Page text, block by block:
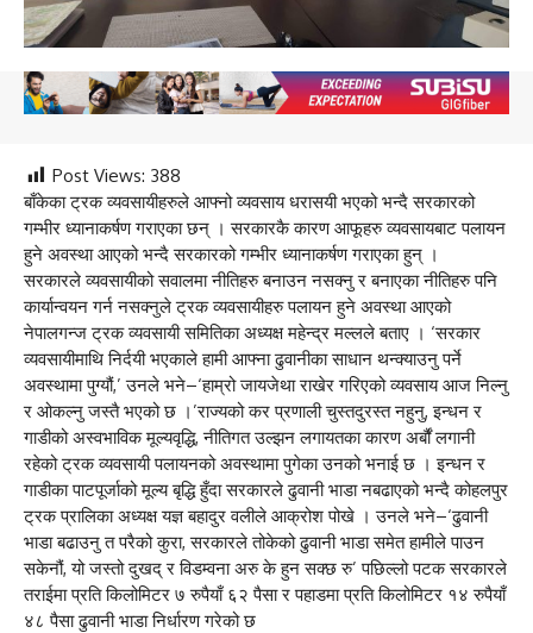
Post Views: 388
बाँकेका ट्रक व्यवसायीहरुले आफ्नो व्यवसाय धरासयी भएको भन्दै सरकारको
गम्भीर ध्यानाकर्षण गराएका छन् । सरकारकै कारण आफूहरु व्यवसायबाट पलायन
हुने अवस्था आएको भन्दै सरकारको गम्भीर ध्यानाकर्षण गराएका हुन् ।
सरकारले व्यवसायीको सवालमा नीतिहरु बनाउन नसक्नु र बनाएका नीतिहरु पनि
कार्यान्वयन गर्न नसक्नुले ट्रक व्यवसायीहरु पलायन हुने अवस्था आएको
नेपालगन्ज ट्रक व्यवसायी समितिका अध्यक्ष महेन्द्र मल्लले बताए । ‘सरकार
व्यवसायीमाथि निर्दयी भएकाले हामी आफ्ना ढुवानीका साधान थन्क्याउनु पर्ने
अवस्थामा पुग्यौं,’ उनले भने–‘हाम्रो जायजेथा राखेर गरिएको व्यवसाय आज निल्नु
र ओकल्नु जस्तै भएको छ ।’राज्यको कर प्रणाली चुस्तदुरस्त नहुनु, इन्धन र
गाडीको अस्वभाविक मूल्यवृद्धि, नीतिगत उल्झन लगायतका कारण अर्बौं लगानी
रहेको ट्रक व्यवसायी पलायनको अवस्थामा पुगेका उनको भनाई छ । इन्धन र
गाडीका पाटपूर्जाको मूल्य बृद्धि हुँदा सरकारले ढुवानी भाडा नबढाएको भन्दै कोहलपुर
ट्रक प्रालिका अध्यक्ष यज्ञ बहादुर वलीले आक्रोश पोखे । उनले भने–‘ढुवानी
भाडा बढाउनु त परैको कुरा, सरकारले तोकेको ढुवानी भाडा समेत हामीले पाउन
सकेनौं, यो जस्तो दुखद् र विडम्वना अरु के हुन सक्छ रु’ पछिल्लो पटक सरकारले
तराईमा प्रति किलोमिटर ७ रुपैयाँ ६२ पैसा र पहाडमा प्रति किलोमिटर १४ रुपैयाँ
४८ पैसा ढुवानी भाडा निर्धारण गरेको छ